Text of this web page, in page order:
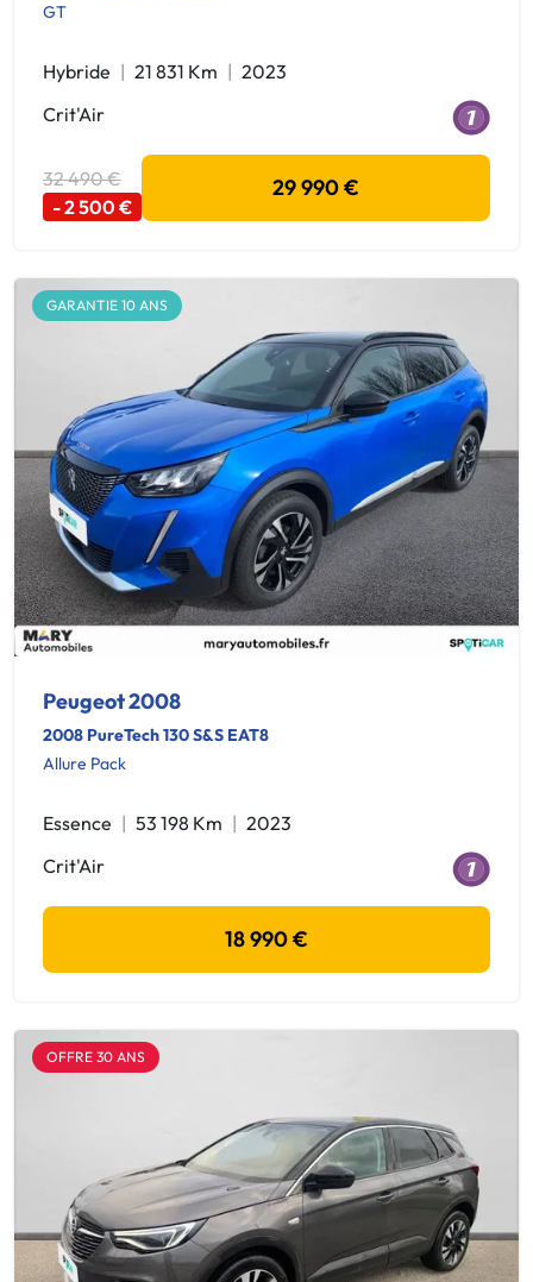
GT
Hybride 21 831 Km
2023
Crit'Air
32 490 €
- 2 500 €
29 990 €
GARANTIE 10 ANS
Peugeot 2008
2008 PureTech 130 S&S EAT8
Allure Pack
Essence 53 198 Km
2023
Crit'Air
18 990 €
OFFRE 30 ANS